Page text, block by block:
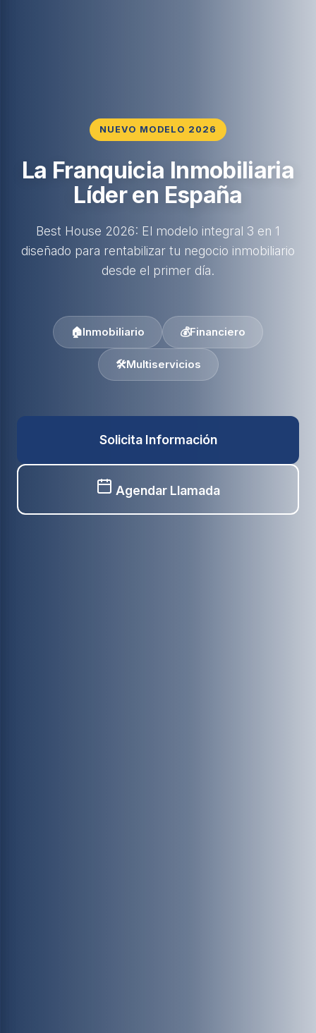
NUEVO MODELO 2026
La Franquicia Inmobiliaria
Líder en España
Best House 2026: El modelo integral 3 en 1
diseñado para rentabilizar tu negocio inmobiliario
desde el primer día.
🏠Inmobiliario 💰Financiero
🛠️Multiservicios
Solicita Información
Agendar Llamada